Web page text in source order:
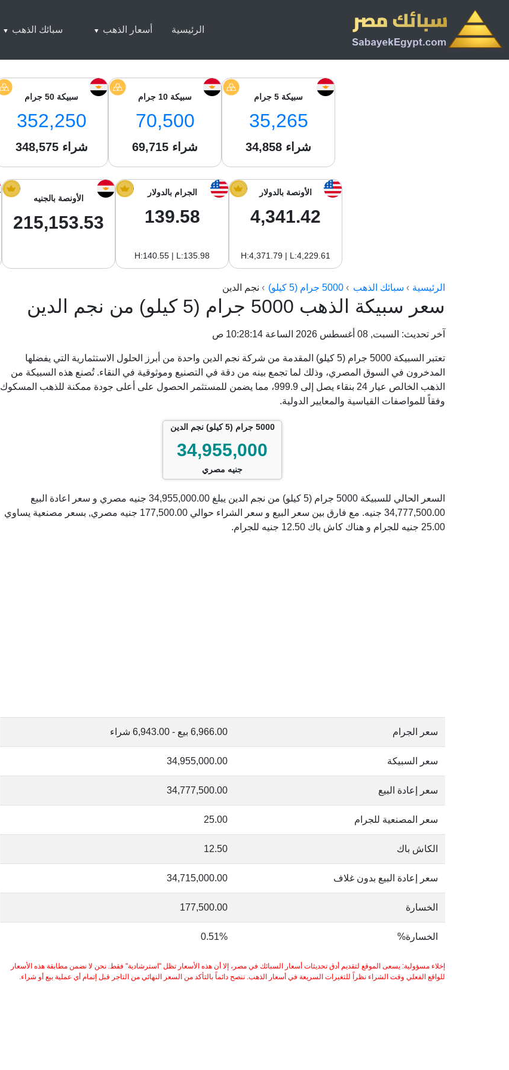
الرئيسية أسعار الذهب سبائك الذهب
سبيكة 5 جرام
35,265
34,858 شراء
سبيكة 10 جرام
70,500
69,715 شراء
سبيكة 50 جرام
352,250
348,575 شراء
الأونصة بالدولار
4,341.42
H:4,371.79 | L:4,229.61
الجرام بالدولار
139.58
H:140.55 | L:135.98
الأونصة بالجنيه
215,153.53
الرئيسية سبائك الذهب 5000 جرام (5 كيلو) نجم الدين
سعر سبيكة الذهب 5000 جرام (5 كيلو) من نجم الدين
آخر تحديث: السبت, 08 أغسطس 2026 الساعة 10:28:14 ص
تعتبر السبيكة 5000 جرام (5 كيلو) المقدمة من شركة نجم الدين واحدة من أبرز الحلول الاستثمارية التي يفضلها
المدخرون في السوق المصري، وذلك لما تجمع بينه من دقة في التصنيع وموثوقية في النقاء. تُصنع هذه السبيكة من
الذهب الخالص عيار 24 بنقاء يصل إلى 999.9، مما يضمن للمستثمر الحصول على أعلى جودة ممكنة للذهب المسكوك
وفقاً للمواصفات القياسية والمعايير الدولية.
5000 جرام (5 كيلو) نجم الدين
34,955,000
جنيه مصري
السعر الحالي للسبيكة 5000 جرام (5 كيلو) من نجم الدين يبلغ 34,955,000.00 جنيه مصري و سعر اعادة البيع
34,777,500.00 جنيه. مع فارق بين سعر البيع و سعر الشراء حوالي 177,500.00 جنيه مصري, بسعر مصنعية يساوي
25.00 جنيه للجرام و هناك كاش باك 12.50 جنيه للجرام.
سعر الجرام 6,966.00 بيع - 6,943.00 شراء
سعر السبيكة 34,955,000.00
سعر إعادة البيع 34,777,500.00
سعر المصنعية للجرام 25.00
الكاش باك 12.50
سعر إعادة البيع بدون غلاف 34,715,000.00
الخسارة 177,500.00
الخسارة% 0.51%
إخلاء مسؤولية: يسعى الموقع لتقديم أدق تحديثات أسعار السبائك في مصر، إلا أن هذه الأسعار تظل "استرشادية" فقط. نحن لا نضمن مطابقة هذه الأسعار
للواقع الفعلي وقت الشراء نظراً للتغيرات السريعة في أسعار الذهب. ننصح دائماً بالتأكد من السعر النهائي من التاجر قبل إتمام أي عملية بيع أو شراء.